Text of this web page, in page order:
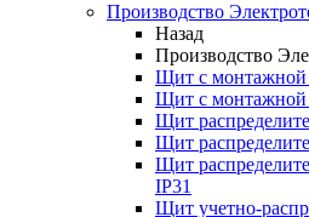
Производство
Назад
Производство
Щит с
Щит с
Щит
Щит
Щит
IP31
Щит учетно-